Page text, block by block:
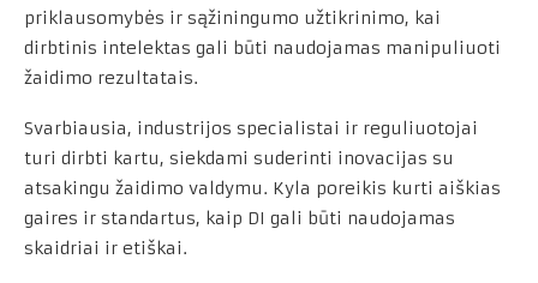
priklausomybės ir sąžiningumo užtikrinimo, kai
dirbtinis intelektas gali būti naudojamas manipuliuoti
žaidimo rezultatais.
Svarbiausia, industrijos specialistai ir reguliuotojai
turi dirbti kartu, siekdami suderinti inovacijas su
atsakingu žaidimo valdymu. Kyla poreikis kurti aiškias
gaires ir standartus, kaip DI gali būti naudojamas
skaidriai ir etiškai.